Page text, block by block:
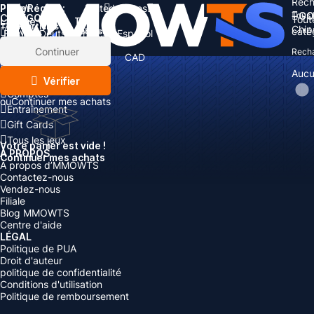
Tous
Pays/Région :
United States
Langue:
English Deutsch Français
Español
EUR
CAD
AUD
Panier
Total articles
Total:
Rabais: -
Continuer
Vérifier
ouContinuer mes achats
Votre panier est vide !
Continuer mes achats
CATÉGORIES
Devise
Articles
Recharger
Comptes
Entraînement
Gift Cards
Tous les jeux
À PROPOS
À propos d’MMOWTS
Contactez-nous
Vendez-nous
Filiale
Blog MMOWTS
Centre d'aide
LÉGAL
Politique de PUA
Droit d'auteur
politique de confidentialité
Conditions d'utilisation
Politique de remboursement